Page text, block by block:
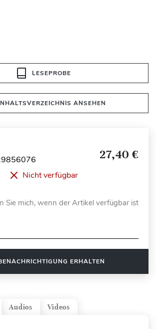
LESEPROBE
ANSEHEN
27,40 €
Nicht verfügbar
Sie mich, wenn der Artikel verfügbar ist
ERHALTEN
Videos
Audios